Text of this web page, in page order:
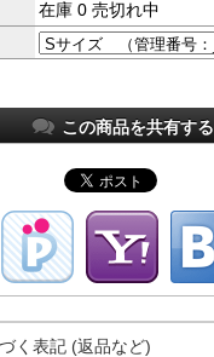
在庫 0 売切れ中
この商品を共有する
く表記 (返品など)